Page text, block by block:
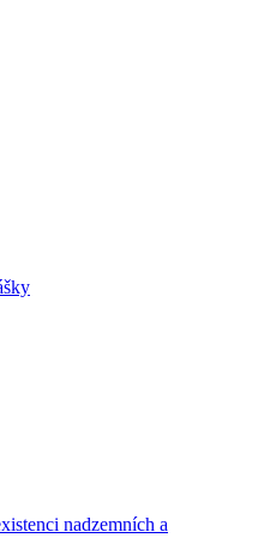
nadzemních a